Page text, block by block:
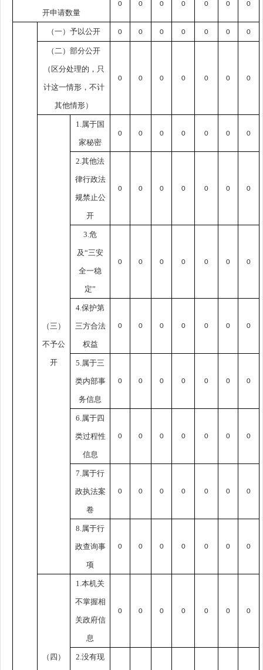
开申请数量
0 0 0 0 0 0 0
（一）予以公开 0 0 0 0 0 0 0
（二）部分公开
（区分处理的，只
计这一情形，不计
其他情形）
0 0 0 0 0 0 0
（三）
不予公
开
1.属于国
家秘密
0 0 0 0 0 0 0
2.其他法
律行政法
规禁止公
开
0 0 0 0 0 0 0
3.危
及“三安
全一稳
定”
0 0 0 0 0 0 0
4.保护第
三方合法
权益
0 0 0 0 0 0 0
5.属于三
类内部事
务信息
0 0 0 0 0 0 0
6.属于四
类过程性
信息
0 0 0 0 0 0 0
7.属于行
政执法案
卷
0 0 0 0 0 0 0
8.属于行
政查询事
项
0 0 0 0 0 0 0
（四）
1.本机关
不掌握相
关政府信
息
0 0 0 0 0 0 0
2.没有现